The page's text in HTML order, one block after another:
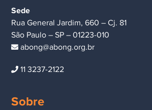
Sede
Rua General Jardim, 660 – Cj. 81
São Paulo – SP – 01223-010
abong@abong.org.br
11 3237-2122
Sobre